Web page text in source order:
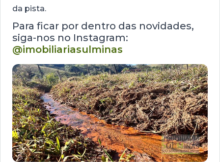
da pista.
Para ficar por dentro das novidades,
siga-nos no Instagram:
@imobiliariasulminas